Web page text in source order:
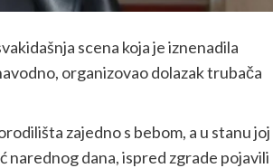
scena koja je iznenadila
organizovao dolazak trubača
zajedno s bebom, a u stanu joj
narednog dana, ispred zgrade pojavili